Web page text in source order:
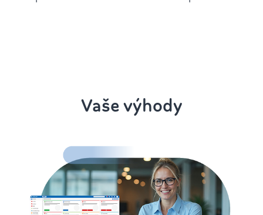
Vaše výhody